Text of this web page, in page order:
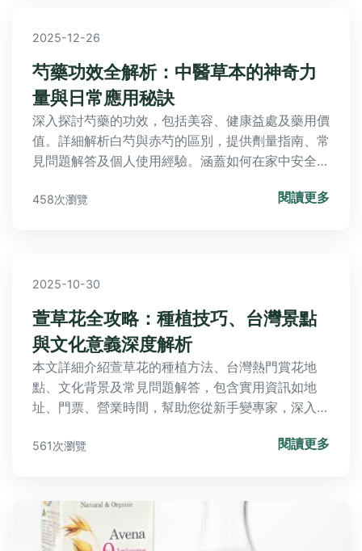
2025-12-26
芍藥功效全解析：中醫草本的神奇力
量與日常應用秘訣
深入探討芍藥的功效，包括美容、健康益處及藥用價
值。詳細解析白芍與赤芍的區別，提供劑量指南、常
見問題解答及個人使用經驗。涵蓋如何在家中安全使
解決您對芍藥功效的所有疑問。
458次瀏覽 閱讀更多
2025-10-30
萱草花全攻略：種植技巧、台灣景點
與文化意義深度解析
本文詳細介紹萱草花的種植方法、台灣熱門賞花地
點、文化背景及常見問題解答，包含實用資訊如地
址、門票、營業時間，幫助您從新手變專家，深入探
561次瀏覽 閱讀更多